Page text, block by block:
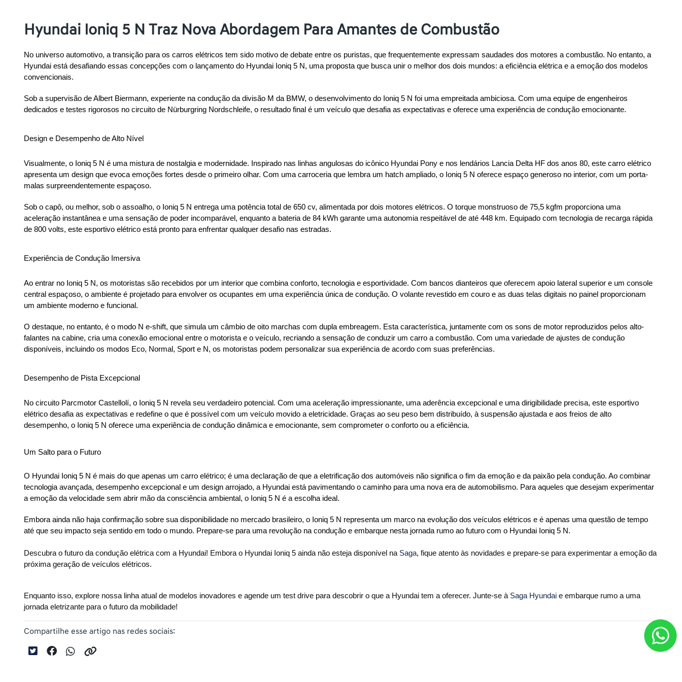
Hyundai Ioniq 5 N Traz Nova Abordagem Para Amantes de Combustão
No universo automotivo, a transição para os carros elétricos tem sido motivo de debate entre os puristas, que frequentemente expressam saudades dos motores a combustão. No entanto, a
Hyundai está desafiando essas concepções com o lançamento do Hyundai Ioniq 5 N, uma proposta que busca unir o melhor dos dois mundos: a eficiência elétrica e a emoção dos modelos
convencionais.
Sob a supervisão de Albert Biermann, experiente na condução da divisão M da BMW, o desenvolvimento do Ioniq 5 N foi uma empreitada ambiciosa. Com uma equipe de engenheiros
dedicados e testes rigorosos no circuito de Nürburgring Nordschleife, o resultado final é um veículo que desafia as expectativas e oferece uma experiência de condução emocionante.
Design e Desempenho de Alto Nível
Visualmente, o Ioniq 5 N é uma mistura de nostalgia e modernidade. Inspirado nas linhas angulosas do icônico Hyundai Pony e nos lendários Lancia Delta HF dos anos 80, este carro elétrico
apresenta um design que evoca emoções fortes desde o primeiro olhar. Com uma carroceria que lembra um hatch ampliado, o Ioniq 5 N oferece espaço generoso no interior, com um porta-
malas surpreendentemente espaçoso.
Sob o capô, ou melhor, sob o assoalho, o Ioniq 5 N entrega uma potência total de 650 cv, alimentada por dois motores elétricos. O torque monstruoso de 75,5 kgfm proporciona uma
aceleração instantânea e uma sensação de poder incomparável, enquanto a bateria de 84 kWh garante uma autonomia respeitável de até 448 km. Equipado com tecnologia de recarga rápida
de 800 volts, este esportivo elétrico está pronto para enfrentar qualquer desafio nas estradas.
Experiência de Condução Imersiva
Ao entrar no Ioniq 5 N, os motoristas são recebidos por um interior que combina conforto, tecnologia e esportividade. Com bancos dianteiros que oferecem apoio lateral superior e um console
central espaçoso, o ambiente é projetado para envolver os ocupantes em uma experiência única de condução. O volante revestido em couro e as duas telas digitais no painel proporcionam
um ambiente moderno e funcional.
O destaque, no entanto, é o modo N e-shift, que simula um câmbio de oito marchas com dupla embreagem. Esta característica, juntamente com os sons de motor reproduzidos pelos alto-
falantes na cabine, cria uma conexão emocional entre o motorista e o veículo, recriando a sensação de conduzir um carro a combustão. Com uma variedade de ajustes de condução
disponíveis, incluindo os modos Eco, Normal, Sport e N, os motoristas podem personalizar sua experiência de acordo com suas preferências.
Desempenho de Pista Excepcional
No circuito Parcmotor Castellolí, o Ioniq 5 N revela seu verdadeiro potencial. Com uma aceleração impressionante, uma aderência excepcional e uma dirigibilidade precisa, este esportivo
elétrico desafia as expectativas e redefine o que é possível com um veículo movido a eletricidade. Graças ao seu peso bem distribuído, à suspensão ajustada e aos freios de alto
desempenho, o Ioniq 5 N oferece uma experiência de condução dinâmica e emocionante, sem comprometer o conforto ou a eficiência.
Um Salto para o Futuro
O Hyundai Ioniq 5 N é mais do que apenas um carro elétrico; é uma declaração de que a eletrificação dos automóveis não significa o fim da emoção e da paixão pela condução. Ao combinar
tecnologia avançada, desempenho excepcional e um design arrojado, a Hyundai está pavimentando o caminho para uma nova era de automobilismo. Para aqueles que desejam experimentar
a emoção da velocidade sem abrir mão da consciência ambiental, o Ioniq 5 N é a escolha ideal.
Embora ainda não haja confirmação sobre sua disponibilidade no mercado brasileiro, o Ioniq 5 N representa um marco na evolução dos veículos elétricos e é apenas uma questão de tempo
até que seu impacto seja sentido em todo o mundo. Prepare-se para uma revolução na condução e embarque nesta jornada rumo ao futuro com o Hyundai Ioniq 5 N.
Descubra o futuro da condução elétrica com a Hyundai! Embora o Hyundai Ioniq 5 ainda não esteja disponível na Saga, fique atento às novidades e prepare-se para experimentar a emoção da
próxima geração de veículos elétricos.
Enquanto isso, explore nossa linha atual de modelos inovadores e agende um test drive para descobrir o que a Hyundai tem a oferecer. Junte-se à Saga Hyundai e embarque rumo a uma
jornada eletrizante para o futuro da mobilidade!
Compartilhe esse artigo nas redes sociais: